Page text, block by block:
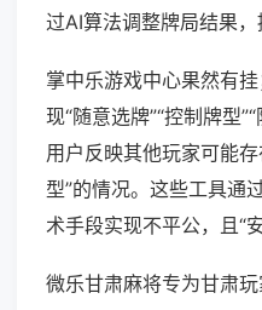
过AI算法调整牌局结果，
掌中乐游戏中心果然有
现“随意选牌”“控制牌型
用户反映其他玩家可能
型”的情况。这些工具通
术手段实现不平公，且“
微乐甘肃麻将专为甘肃